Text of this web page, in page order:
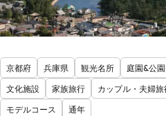
京都府 兵庫県 観光名所 庭園&公園
文化施設
家族旅行 カップル・夫婦旅
モデルコース
通年